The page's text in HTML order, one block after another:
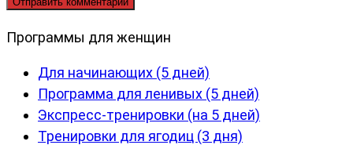
Программы для женщин
Для начинающих (5 дней)
Программа для ленивых (5 дней)
Экспресс-тренировки (на 5 дней)
Тренировки для ягодиц (3 дня)